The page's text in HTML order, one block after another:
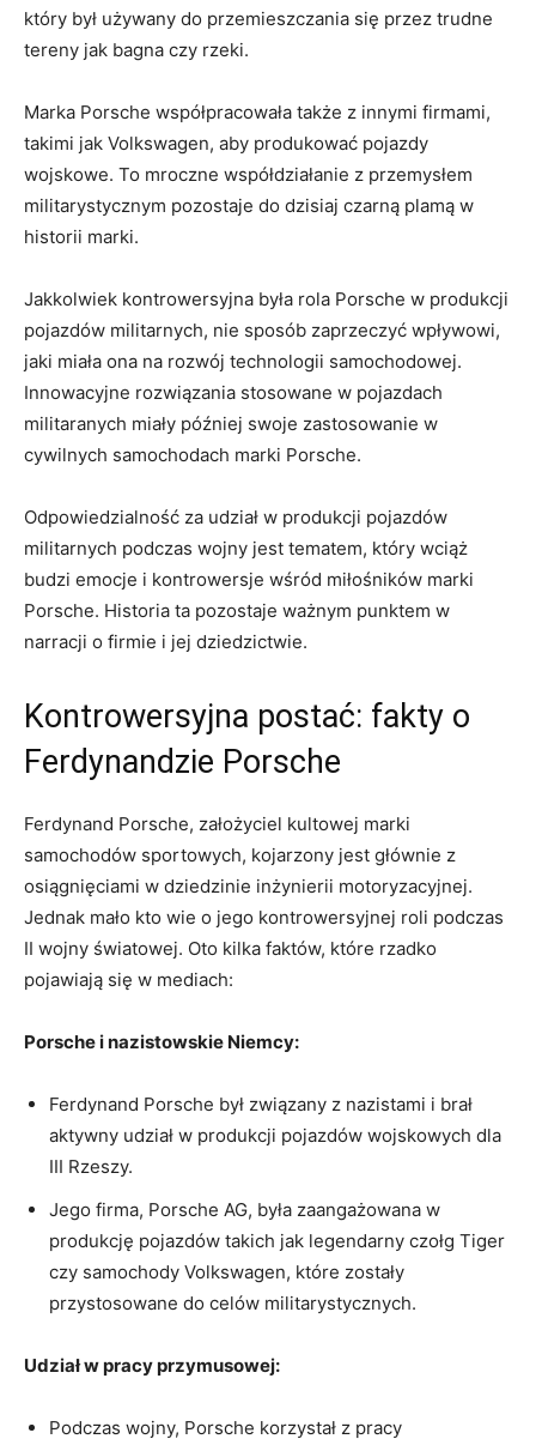
który był ⁣używany ​do ⁢przemieszczania się ⁣przez trudne
tereny jak bagna czy rzeki.
Marka⁤ Porsche ⁤współpracowała także z innymi ‌firmami,
takimi ‍jak Volkswagen,​ aby produkować pojazdy
wojskowe. To mroczne⁤ współdziałanie ‍z‍ przemysłem
militarystycznym pozostaje ⁤do dzisiaj ⁤czarną plamą w
historii marki.
Jakkolwiek kontrowersyjna ⁣była rola Porsche‍ w produkcji
pojazdów militarnych, nie sposób⁤ zaprzeczyć wpływowi,
jaki miała ona na ‍rozwój technologii samochodowej.
Innowacyjne rozwiązania stosowane⁤ w pojazdach
militaranych miały ⁣później⁣ swoje​ zastosowanie ⁣w
cywilnych samochodach ⁣marki Porsche.
Odpowiedzialność za udział w ⁣produkcji pojazdów⁢
militarnych podczas wojny⁢ jest tematem, ⁤który wciąż
budzi emocje⁢ i kontrowersje wśród ​miłośników ‌marki
Porsche.‍ Historia ta pozostaje ważnym punktem w
narracji o firmie i ‍jej⁣ dziedzictwie.
Kontrowersyjna‌ postać: fakty o
Ferdynandzie Porsche
Ferdynand Porsche, założyciel‍ kultowej⁤ marki
⁤samochodów sportowych, kojarzony jest głównie ‍z‌
osiągnięciami⁤ w dziedzinie inżynierii motoryzacyjnej.
‌Jednak mało‌ kto wie​ o jego kontrowersyjnej roli ‍podczas
II‍ wojny​ światowej. ⁢Oto⁤ kilka⁤ faktów, które⁢ rzadko
pojawiają się w mediach:
Porsche i nazistowskie Niemcy:
Ferdynand⁢ Porsche był ⁢związany⁣ z⁢ nazistami i brał
⁣aktywny udział w produkcji⁤ pojazdów wojskowych dla
III Rzeszy.
Jego firma, Porsche⁤ AG, była zaangażowana w
produkcję ⁢pojazdów⁢ takich jak legendarny czołg Tiger
⁤czy samochody Volkswagen, które zostały⁤
przystosowane do ‌celów⁣ militarystycznych.
Udział w pracy przymusowej:
Podczas wojny, Porsche korzystał ​z pracy